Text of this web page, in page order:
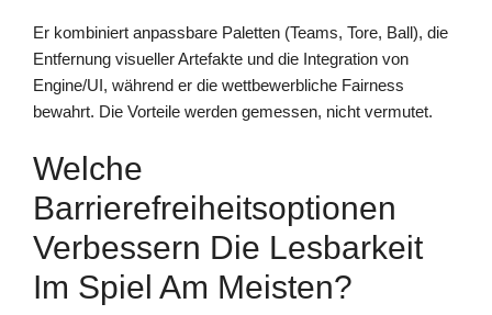
Er kombiniert anpassbare Paletten (Teams, Tore, Ball), die
Entfernung visueller Artefakte und die Integration von
Engine/UI, während er die wettbewerbliche Fairness
bewahrt. Die Vorteile werden gemessen, nicht vermutet.
Welche
Barrierefreiheitsoptionen
Verbessern Die Lesbarkeit
Im Spiel Am Meisten?